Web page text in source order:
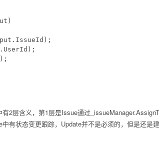
有2层含义，第1层是Issue通过
有状态变更跟踪，Update并不是必须的，但是还是